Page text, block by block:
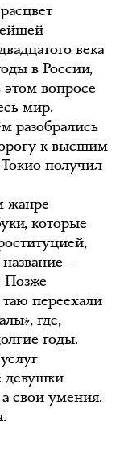
века
в России,
вопросе
мир.
разобрались
к высшим
получил
жанре
которые
—
Позже
переехали
где,
годы.
девушки
свои умения.